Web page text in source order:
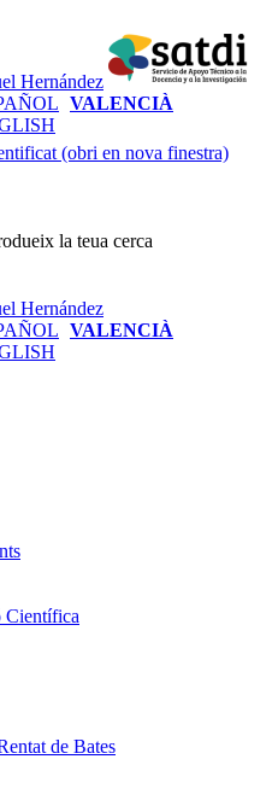
VALENCIÀ
(obri en nova finestra)
la teua cerca
VALENCIÀ
Científica
de Bates